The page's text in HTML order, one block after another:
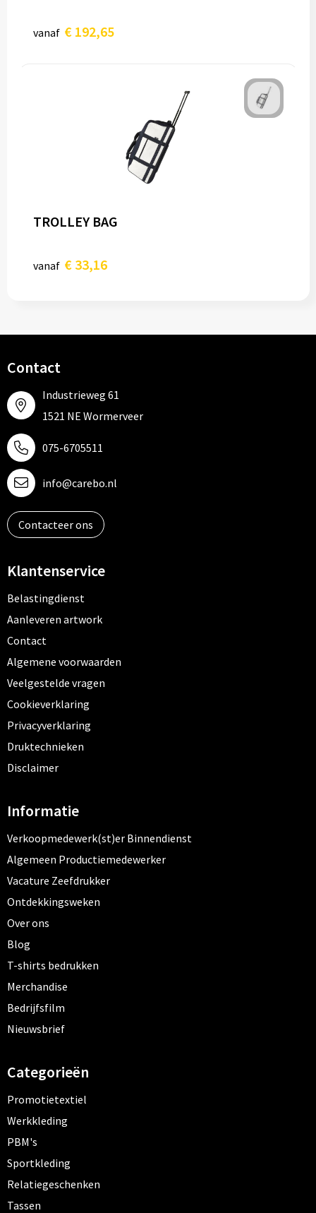
vanaf € 192,65
TROLLEY BAG
vanaf € 33,16
Contact
Industrieweg 61
1521 NE Wormerveer
075-6705511
info@carebo.nl
Contacteer ons
Klantenservice
Belastingdienst
Aanleveren artwork
Contact
Algemene voorwaarden
Veelgestelde vragen
Cookieverklaring
Privacyverklaring
Druktechnieken
Disclaimer
Informatie
Verkoopmedewerk(st)er Binnendienst
Algemeen Productiemedewerker
Vacature Zeefdrukker
Ontdekkingsweken
Over ons
Blog
T-shirts bedrukken
Merchandise
Bedrijfsfilm
Nieuwsbrief
Categorieën
Promotietextiel
Werkkleding
PBM's
Sportkleding
Relatiegeschenken
Tassen